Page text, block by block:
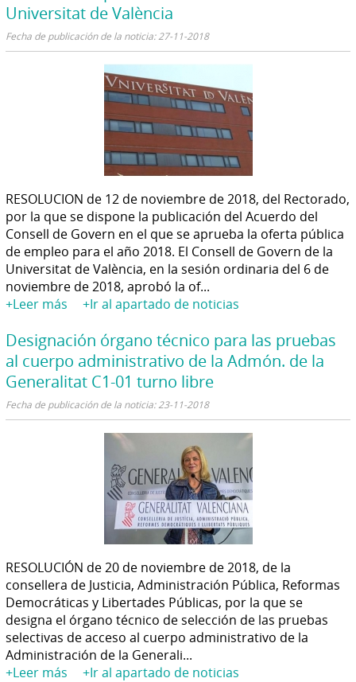
Universitat de València
Fecha de publicación de la noticia: 27-11-2018
RESOLUCION de 12 de noviembre de 2018, del Rectorado,
por la que se dispone la publicación del Acuerdo del
Consell de Govern en el que se aprueba la oferta pública
de empleo para el año 2018. El Consell de Govern de la
Universitat de València, en la sesión ordinaria del 6 de
noviembre de 2018, aprobó la of...
+Leer más
+Ir al apartado de noticias
Designación órgano técnico para las pruebas
al cuerpo administrativo de la Admón. de la
Generalitat C1-01 turno libre
Fecha de publicación de la noticia: 23-11-2018
RESOLUCIÓN de 20 de noviembre de 2018, de la
consellera de Justicia, Administración Pública, Reformas
Democráticas y Libertades Públicas, por la que se
designa el órgano técnico de selección de las pruebas
selectivas de acceso al cuerpo administrativo de la
Administración de la Generali...
+Leer más
+Ir al apartado de noticias